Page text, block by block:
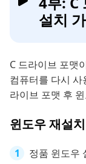
설치
C 드라이브 포맷
컴퓨터를 다시 사
라이브 포맷 후
윈도우 재설
정품 윈도우